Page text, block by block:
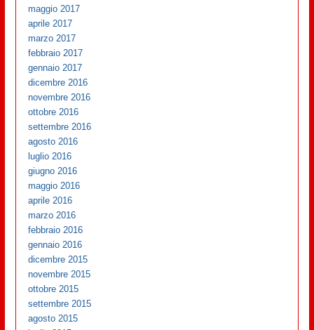
maggio 2017
aprile 2017
marzo 2017
febbraio 2017
gennaio 2017
dicembre 2016
novembre 2016
ottobre 2016
settembre 2016
agosto 2016
luglio 2016
giugno 2016
maggio 2016
aprile 2016
marzo 2016
febbraio 2016
gennaio 2016
dicembre 2015
novembre 2015
ottobre 2015
settembre 2015
agosto 2015